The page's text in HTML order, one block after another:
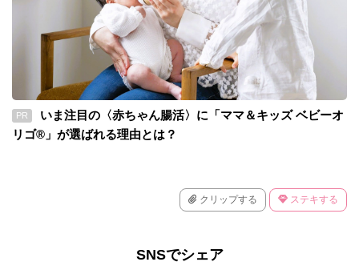
PR
いま注目の〈赤ちゃん腸活〉に「ママ＆キッズ ベビーオ
リゴ®」が選ばれる理由とは？
クリップする ステキする
SNSでシェア